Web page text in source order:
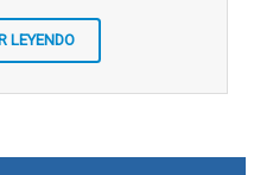
LEYENDO